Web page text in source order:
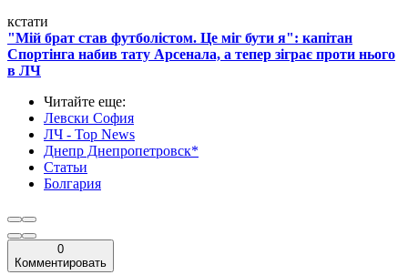
кстати
"Мій брат став футболістом. Це міг бути я": капітан
Спортінга набив тату Арсенала, а тепер зіграє проти нього
в ЛЧ
Читайте еще:
Левски София
ЛЧ - Top News
Днепр Днепропетровск*
Статьи
Болгария
0
Комментировать